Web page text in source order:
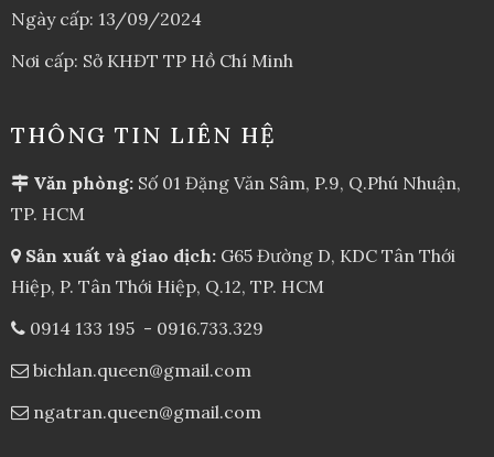
Ngày cấp: 13/09/2024
Nơi cấp: Sở KHĐT TP Hồ Chí Minh
THÔNG TIN LIÊN HỆ
Văn phòng: Số 01 Đặng Văn Sâm, P.9, Q.Phú Nhuận,
TP. HCM
Sản xuất và giao dịch: G65 Đường D, KDC Tân Thới
Hiệp, P. Tân Thới Hiệp, Q.12, TP. HCM
0914 133 195 - 0916.733.329
bichlan.queen@gmail.com
ngatran.queen@gmail.com